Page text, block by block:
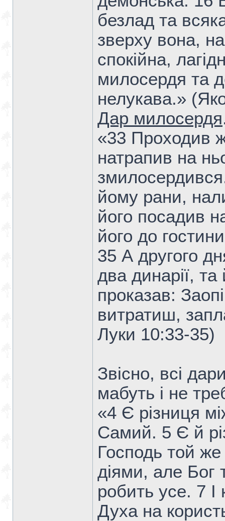
безлад та
зверху вона,
спокійна,
милосердя та
нелукава.»
Дар милосердя
«33 Проходив
натрапив на
йому рани,
його посадив
його до
35 А другого
два динарії, та
проказав:
витратиш,
Луки 10:33-35)
Звісно, всі
мабуть і не
«4 Є різниця
Самий. 5 Є й
Господь той
діями, але
робить усе. 7
Духа на